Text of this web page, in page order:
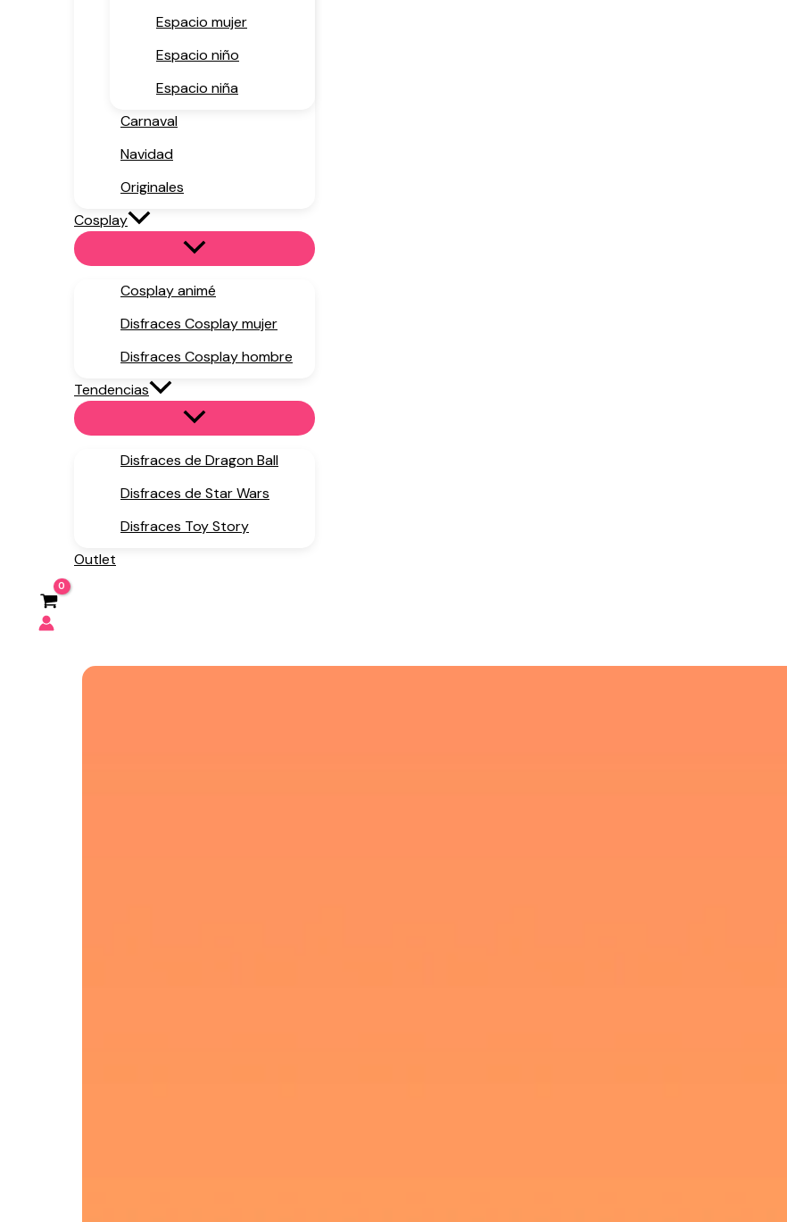
Espacio mujer
Espacio niño
Espacio niña
Carnaval
Navidad
Originales
Cosplay
Cosplay animé
Disfraces Cosplay mujer
Disfraces Cosplay hombre
Tendencias
Disfraces de Dragon Ball
Disfraces de Star Wars
Disfraces Toy Story
Outlet